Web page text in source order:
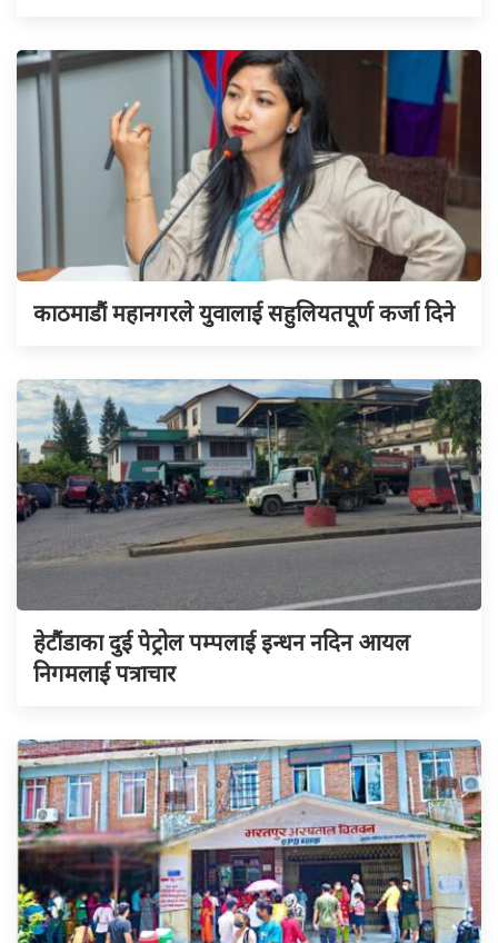
काठमाडौं महानगरले युवालाई सहुलियतपूर्ण कर्जा दिने
हेटौंडाका दुई पेट्रोल पम्पलाई इन्धन नदिन आयल
निगमलाई पत्राचार